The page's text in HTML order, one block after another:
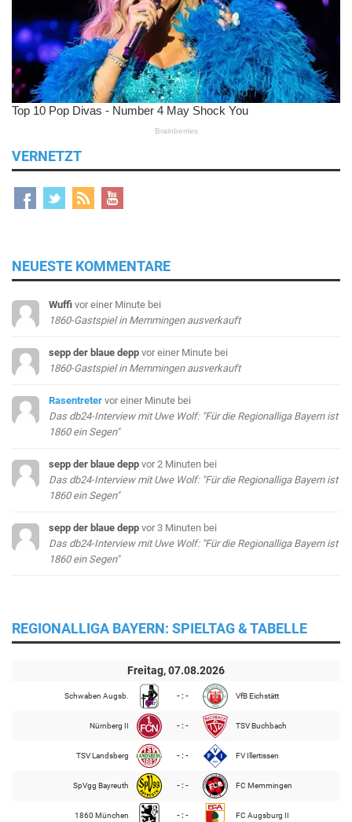
VERNETZT
NEUESTE KOMMENTARE
Wuffi vor einer Minute bei
1860-Gastspiel in Memmingen ausverkauft
sepp der blaue depp vor einer Minute bei
1860-Gastspiel in Memmingen ausverkauft
Rasentreter vor einer Minute bei
Das db24-Interview mit Uwe Wolf: "Für die Regionalliga Bayern ist
1860 ein Segen"
sepp der blaue depp vor 2 Minuten bei
Das db24-Interview mit Uwe Wolf: "Für die Regionalliga Bayern ist
1860 ein Segen"
sepp der blaue depp vor 3 Minuten bei
Das db24-Interview mit Uwe Wolf: "Für die Regionalliga Bayern ist
1860 ein Segen"
REGIONALLIGA BAYERN: SPIELTAG & TABELLE
Freitag, 07.08.2026
Schwaben Augsb. - : - VfB Eichstätt
Nürnberg II - : - TSV Buchbach
TSV Landsberg - : - FV Illertissen
SpVgg Bayreuth - : - FC Memmingen
1860 München - : - FC Augsburg II